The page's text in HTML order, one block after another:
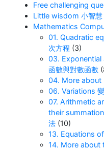
Free challenging
Little wisdom 小智慧
Mathematics
01. Quadratic
次方程 (3)
03.
函數與對數函數
04. More about
06. Variations
07. Arithmetic
their
法 (10)
13. Equations
14. More about